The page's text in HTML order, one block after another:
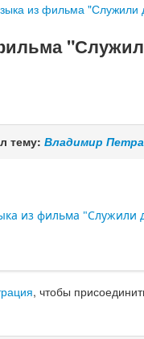
из фильма "Служили
тему:Владимир
из фильма "Служили
, чтобы